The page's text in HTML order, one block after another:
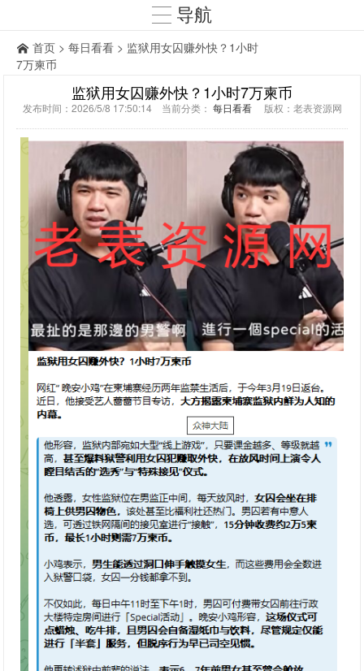
导航
首页 > 每日看看 > 监狱用女囚赚外快？1小时
7万柬币
监狱用女囚赚外快？1小时7万柬币
发布时间：2026/5/8 17:50:14 当前分类： 每日看看版权：老表资源网